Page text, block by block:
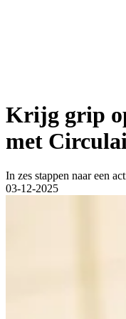
Krijg grip
met
In zes stappen naar een
03-12-2025